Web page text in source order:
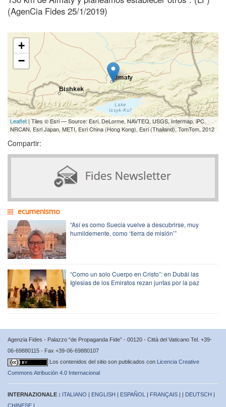
(AgenCia Fides 25/1/2019)
+
−
Leaflet| Tiles © Esri — Source: Esri, DeLorme, NAVTEQ, USGS, Intermap, iPC,
NRCAN, Esri Japan, METI, Esri China (Hong Kong), Esri (Thailand), TomTom, 2012
Compartir:
ecumenismo
“Así es como Suecia vuelve a descubrirse, muy
humildemente, como ‘tierra de misión’”
“Como un solo Cuerpo en Cristo”: en Dubái las
Iglesias de los Emiratos rezan juntas por la paz
Agenzia Fides - Palazzo “de Propaganda Fide” - 00120 - Città del Vaticano Tel. +39-
06-69880115 - Fax +39-06-69880107
Los contenidos del sitio son publicados con Licencia Creative
Commons Atribución 4.0 Internacional
INTERNAZIONALE : ITALIANO | ENGLISH | ESPAÑOL | FRANÇAIS | | DEUTSCH |
CHINESE |